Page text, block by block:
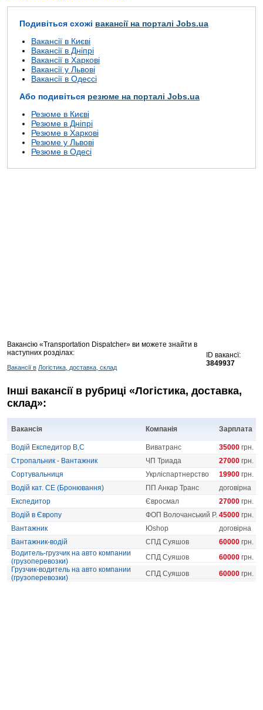
Подивіться схожі вакансії на порталі Jobs.ua
Вакансії в Києві
Вакансії в Дніпрі
Вакансії в Харкові
Вакансії у Львові
Вакансії в Одессі
Або подивіться резюме на порталі Jobs.ua
Резюме в Києві
Резюме в Дніпрі
Резюме в Харкові
Резюме у Львові
Резюме в Одесі
Вакансію «Transportation Dispatcher» ви можете знайти в
наступних розділах:
Вакансії в Логістика, доставка, склад
ID вакансї:
3849937
Інші вакансії в рубриці «Логістика, доставка,
склад»:
Вакансія Компанія Зарплата
Водій Експедитор В,С Виватранс 35000 грн.
Стропальник - Вантажник
ЧП Триада 27000 грн.
Сортувальниця
Укрліспартнерство 19900 грн.
Водій кат. СЕ (Бронювання)
ПП Анкар Транс
договірна
Експедитор
Євросмал 27000 грн.
Водій в Європу
ФОП Волочанський Р. 45000 грн.
Вантажник
Юshop
договірна
Вантажник-водій
СПД Суяшов 60000 грн.
Водитель-грузчик на авто компании
(грузоперевозки)
СПД Суяшов 60000 грн.
Грузчик-водитель на авто компании
(грузоперевозки)
СПД Суяшов 60000 грн.